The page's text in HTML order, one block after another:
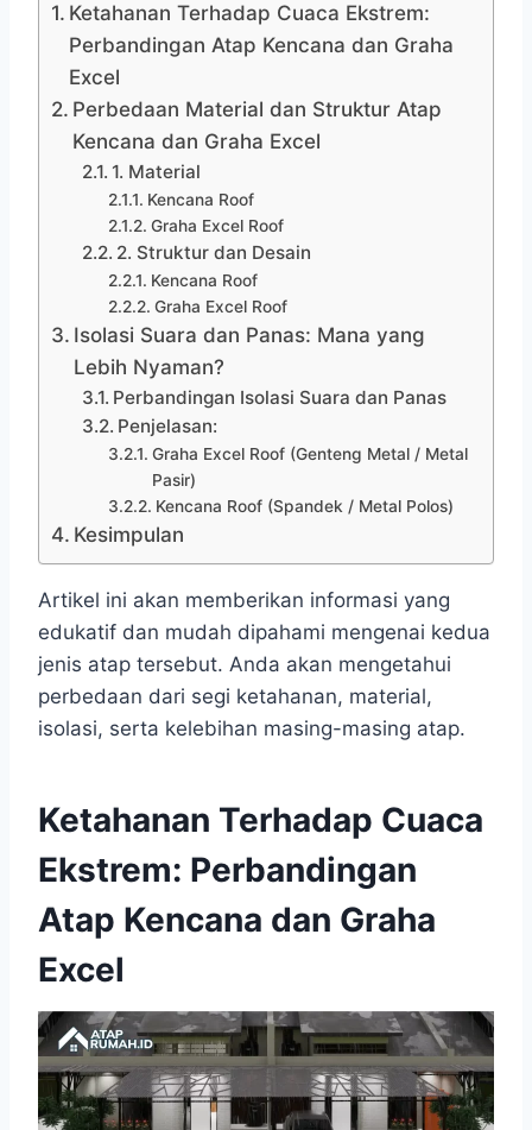
Ketahanan Terhadap Cuaca Ekstrem:
Perbandingan Atap Kencana dan Graha
Excel
Perbedaan Material dan Struktur Atap
Kencana dan Graha Excel
1. Material
Kencana Roof
Graha Excel Roof
2. Struktur dan Desain
Kencana Roof
Graha Excel Roof
Isolasi Suara dan Panas: Mana yang
Lebih Nyaman?
Perbandingan Isolasi Suara dan Panas
Penjelasan:
Graha Excel Roof (Genteng Metal / Metal
Pasir)
Kencana Roof (Spandek / Metal Polos)
Kesimpulan
Artikel ini akan memberikan informasi yang
edukatif dan mudah dipahami mengenai kedua
jenis atap tersebut. Anda akan mengetahui
perbedaan dari segi ketahanan, material,
isolasi, serta kelebihan masing-masing atap.
Ketahanan Terhadap Cuaca
Ekstrem: Perbandingan
Atap Kencana dan Graha
Excel